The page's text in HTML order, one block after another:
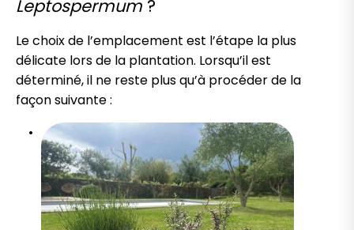
Leptospermum ?
Le choix de l’emplacement est l’étape la plus
délicate lors de la plantation. Lorsqu’il est
déterminé, il ne reste plus qu’à procéder de la
façon suivante :